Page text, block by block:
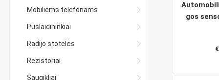
Mobiliems telefonams
Puslaidininkiai
Radijo stotelės
Rezistoriai
Saugikliai
gos